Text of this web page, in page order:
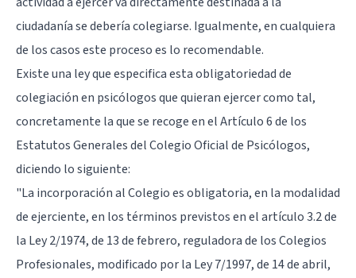
ciudadanía se debería colegiarse. Igualmente, en cualquiera
de los casos este proceso es lo recomendable.
Existe una ley que especifica esta obligatoriedad de
colegiación en psicólogos que quieran ejercer como tal,
concretamente la que se recoge en el Artículo 6 de los
Estatutos Generales del Colegio Oficial de Psicólogos,
diciendo lo siguiente:
"La incorporación al Colegio es obligatoria, en la modalidad
de ejerciente, en los términos previstos en el artículo 3.2 de
la Ley 2/1974, de 13 de febrero, reguladora de los Colegios
Profesionales, modificado por la Ley 7/1997, de 14 de abril,